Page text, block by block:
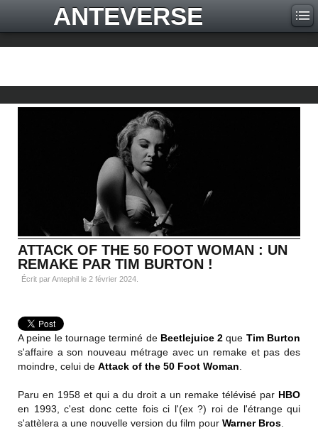
ANTEVERSE
ATTACK OF THE 50 FOOT WOMAN : UN
REMAKE PAR TIM BURTON !
Écrit par Antephil le 2 février 2024
A peine le tournage terminé de Beetlejuice 2 que Tim Burton
s'affaire a son nouveau métrage avec un remake et pas des
moindre, celui de Attack of the 50 Foot Woman
Paru en 1958 et qui a du droit a un remake télévisé par HBO
en 1993, c'est donc cette fois ci l'(ex ?) roi de l'étrange qui
s'attèlera a une nouvelle version du film pour Warner Bros